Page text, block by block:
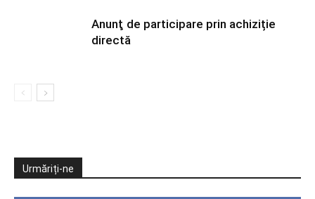
Anunţ de participare prin achiziție
directă
Urmăriți-ne